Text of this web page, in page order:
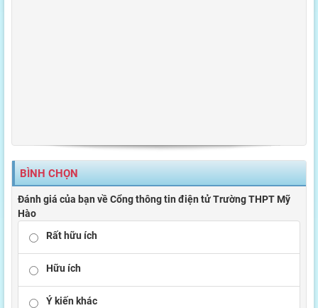
BÌNH CHỌN
Đánh giá của bạn về Cổng thông tin điện tử Trường THPT Mỹ
Hào
Rất hữu ích
Hữu ích
Ý kiến khác